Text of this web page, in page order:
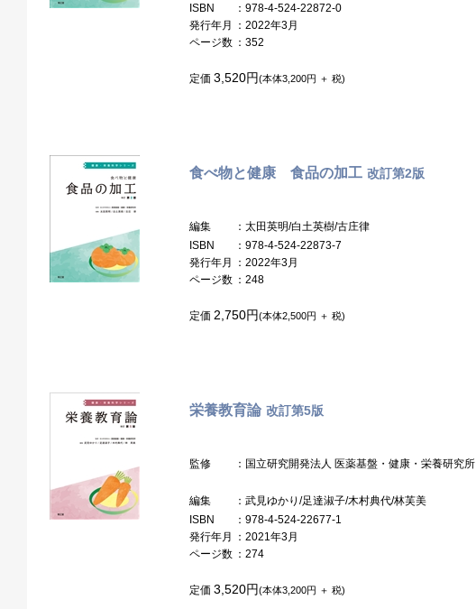
ISBN
：978-4-524-22872-0
発行年月
：2022年3月
ページ数 ：352
定価 3,520円(本体3,200円 ＋ 税)
食べ物と健康 食品の加工 改訂第2版
編集
：太田英明/白土英樹/古庄律
ISBN
：978-4-524-22873-7
発行年月
：2022年3月
ページ数 ：248
定価 2,750円(本体2,500円 ＋ 税)
栄養教育論 改訂第5版
監修 ：国立研究開発法人 医薬基盤・健康・栄養研究所
編集
：武見ゆかり/足達淑子/木村典代/林芙美
ISBN
：978-4-524-22677-1
発行年月
：2021年3月
ページ数 ：274
定価 3,520円(本体3,200円 ＋ 税)